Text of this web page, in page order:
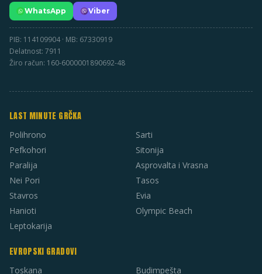
WhatsApp Viber
PIB: 114109904 · MB: 67330919
Delatnost: 7911
Žiro račun: 160-6000001890692-48
LAST MINUTE GRČKA
Polihrono
Pefkohori
Paralija
Nei Pori
Stavros
Hanioti
Leptokarija
Sarti
Sitonija
Asprovalta i Vrasna
Tasos
Evia
Olympic Beach
EVROPSKI GRADOVI
Toskana
Budimpešta